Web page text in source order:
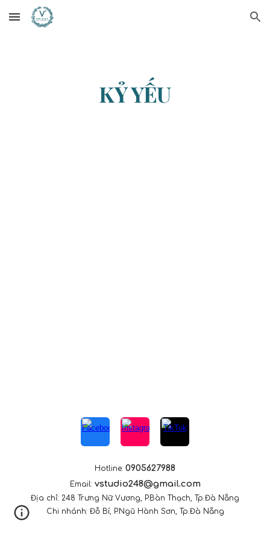
Skip to main content Skip to navigation
KỶ YẾU
Hotline: 0905627988
Email: vstudio248@gmail.com
Địa chỉ: 248 Trưng Nữ Vương, P.Bàn Thạch, Tp.Đà Nẵng
Chi nhánh: Đỗ Bí, P.Ngũ Hành Sơn, Tp.Đà Nẵng